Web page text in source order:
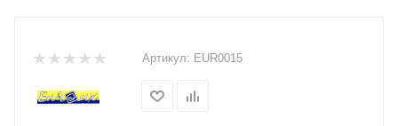
Артикул: EUR0015